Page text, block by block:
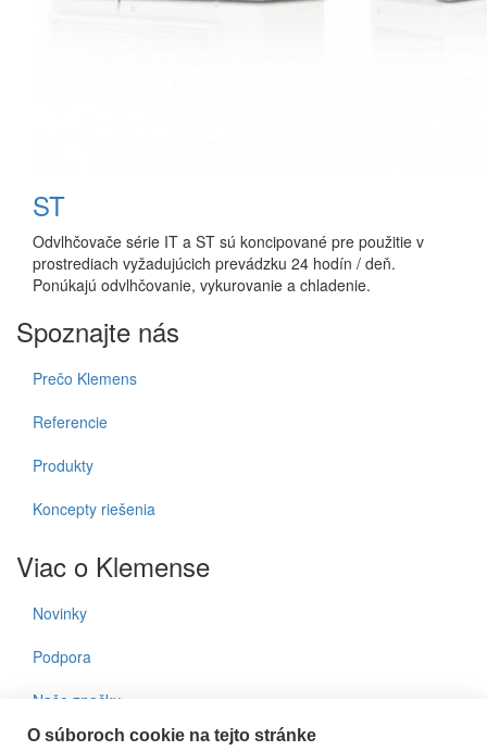
ST
Odvlhčovače série IT a ST sú koncipované pre použitie v
prostrediach vyžadujúcich prevádzku 24 hodín / deň.
Ponúkajú odvlhčovanie, vykurovanie a chladenie.
Spoznajte nás
Prečo Klemens
Referencie
Produkty
Koncepty riešenia
Viac o Klemense
Novinky
Podpora
Naše značky
Kontakty
O súboroch cookie na tejto stránke